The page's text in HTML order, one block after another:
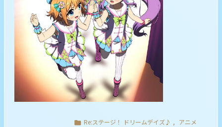
 Re:ステージ！ ドリームデイズ♪ , アニメ